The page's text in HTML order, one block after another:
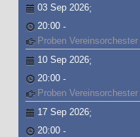
03 Sep 2026;
20:00 -
Proben
10 Sep 2026;
20:00 -
Proben
17 Sep 2026;
20:00 -